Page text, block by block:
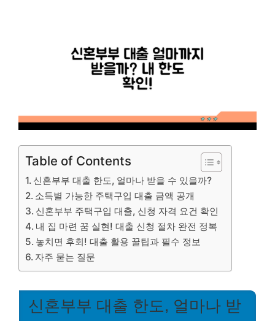
Table of Contents
신혼부부 대출 한도, 얼마나 받을 수 있을까?
소득별 가능한 주택구입 대출 금액 공개
신혼부부 주택구입 대출, 신청 자격 요건 확인
내 집 마련 꿈 실현! 대출 신청 절차 완전 정복
놓치면 후회! 대출 활용 꿀팁과 필수 정보
자주 묻는 질문
신혼부부 대출 한도, 얼마나 받